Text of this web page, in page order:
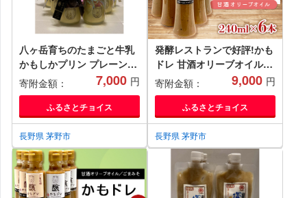
八ヶ岳育ちのたまごと牛乳
かもしかプリン プレーン・
丸井の信州みそプリン
(90ml×各3個)【1576518】
寄附金額： 7,000 円
ふるさとチョイス
長野県 茅野市
発酵レストランで好評!かも
ドレ 甘酒オリーブオイル
(240ml×6本)【1576519】
寄附金額： 9,000 円
ふるさとチョイス
長野県 茅野市